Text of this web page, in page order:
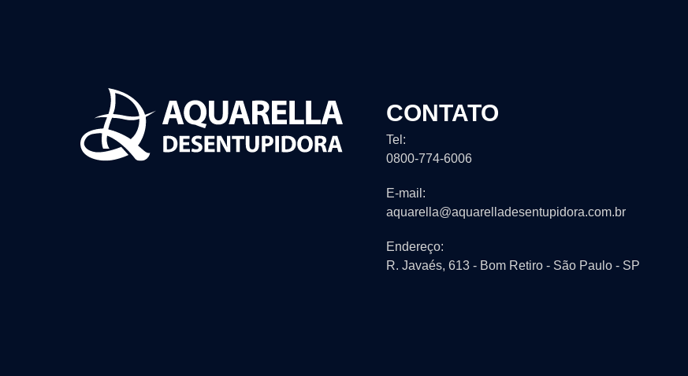
CONTATO
Tel:
0800-774-6006
E-mail:
aquarella@aquarelladesentupidora.com.br
Endereço:
R. Javaés, 613 - Bom Retiro - São Paulo - SP